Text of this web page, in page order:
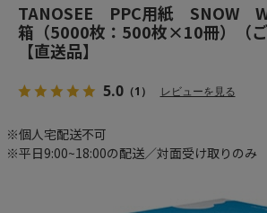
TANOSEE PPC用紙 SNOW
箱（5000枚：500枚×10冊）（ご
【直送品】
5.0（1） レビューを見る
※個人宅配送不可
※平日9:00~18:00の配送／対面受け取りのみ